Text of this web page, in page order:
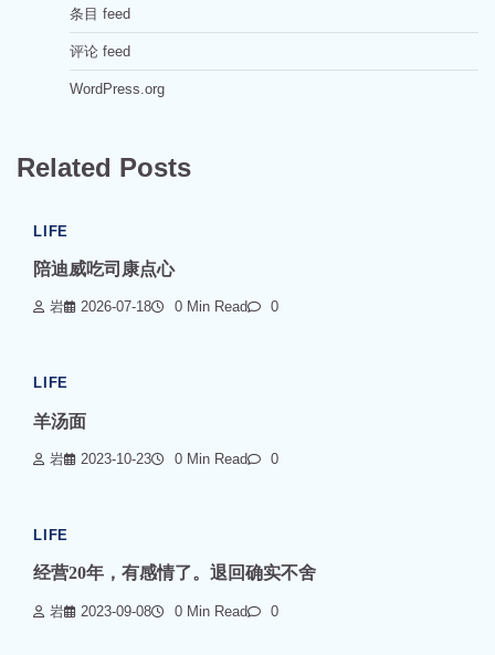
条目 feed
评论 feed
WordPress.org
Related Posts
LIFE
陪迪威吃司康点心
岩 2026-07-18 0 Min Read 0
LIFE
羊汤面
岩 2023-10-23 0 Min Read 0
LIFE
经营20年，有感情了。退回确实不舍
岩 2023-09-08 0 Min Read 0